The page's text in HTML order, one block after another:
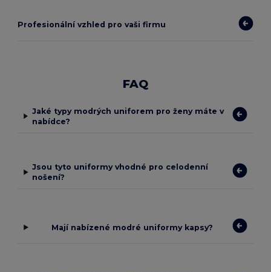
Profesionální vzhled pro vaši firmu
FAQ
Jaké typy modrých uniforem pro ženy máte v
nabídce?
Jsou tyto uniformy vhodné pro celodenní
nošení?
Mají nabízené modré uniformy kapsy?